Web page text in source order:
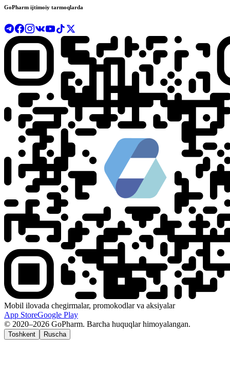
GoPharm ijtimoiy tarmoqlarda
Mobil ilovada chegirmalar, promokodlar va aksiyalar
App StoreGoogle Play
© 2020–2026 GoPharm. Barcha huquqlar himoyalangan.
Toshkent Ruscha